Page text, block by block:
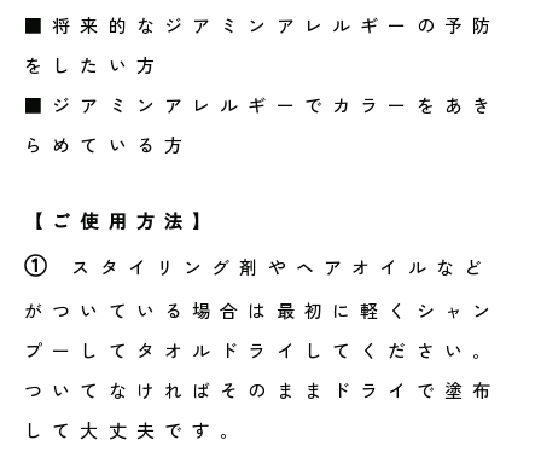
■将来的なジアミンアレルギーの予防
をしたい方
■ジアミンアレルギーでカラーをあき
らめている方
【ご使用方法】
①
スタイリング剤やヘアオイルなど
がついている場合は最初に軽くシャン
プーしてタオルドライしてください。
ついてなければそのままドライで塗布
して大丈夫です。